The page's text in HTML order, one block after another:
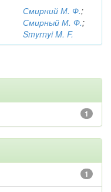
Смирний М. Ф.;
Смирный М. Ф.;
Smyrnyi M. F.
1
1